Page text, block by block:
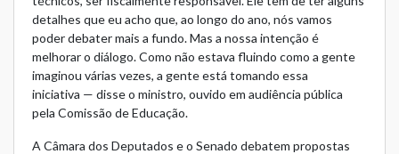
detalhes que eu acho que, ao longo do ano, nós vamos
poder debater mais a fundo. Mas a nossa intenção é
melhorar o diálogo. Como não estava fluindo como a gente
imaginou várias vezes, a gente está tomando essa
iniciativa — disse o ministro, ouvido em audiência pública
pela Comissão de Educação.
A Câmara dos Deputados e o Senado debatem propostas